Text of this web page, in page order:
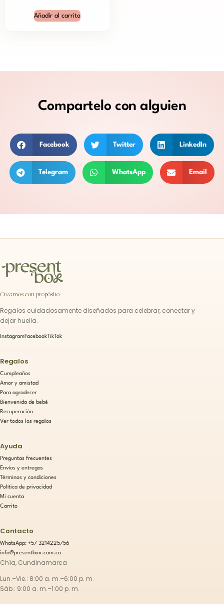
Añadir al carrito
Compartelo con alguien
Facebook Twitter LinkedIn
Telegram WhatsApp Email
Creamos con propósito
Regalos cuidadosamente diseñados para celebrar, conectar y
dejar huella.
InstagramFacebook TikTok
Regalos
Cumpleaños
Amor y amistad
Para agradecer
Bienvenida de bebé
Recuperación
Ver todos los regalos
Ayuda
Preguntas frecuentes
Envíos y entregas
Términos y condiciones
Política de privacidad
Mi cuenta
Carrito
Contacto
WhatsApp: +57 3214225756
info@presentbox.com.co
Chía, Cundinamarca
Lun.–Vie.: 8:00 a. m.–6:00 p. m.
Sáb.: 9:00 a. m.–1:00 p. m.